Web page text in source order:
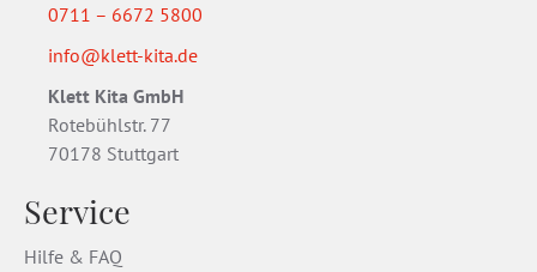
0711 – 6672 5800
info@klett-kita.de
Klett Kita GmbH
Rotebühlstr. 77
70178 Stuttgart
Service
Hilfe & FAQ